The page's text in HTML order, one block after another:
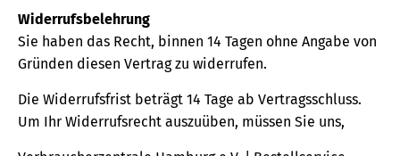
Widerrufsbelehrung
Sie haben das Recht, binnen 14 Tagen ohne Angabe von
Gründen diesen Vertrag zu widerrufen.
Die Widerrufsfrist beträgt 14 Tage ab Vertragsschluss.
Um Ihr Widerrufsrecht auszuüben, müssen Sie uns,